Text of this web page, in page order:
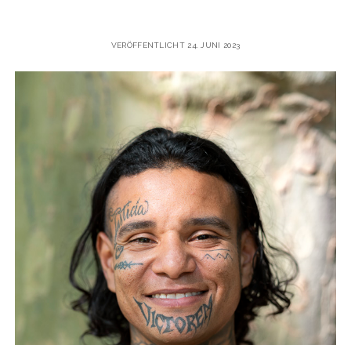
VERÖFFENTLICHT 24. JUNI 2023